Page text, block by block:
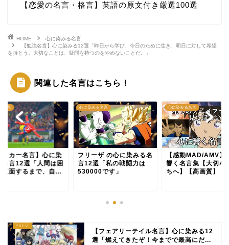
【恋愛の名言・格言】英語の原文付き厳選100選
HOME
心に染みる名言
【勉強名言】心に染みる12選「昨日から学び、今日のために生き、明日に対して希望
を持とう。大切なことは、疑問を持つのをやめないことだ。」
関連した名言はこちら！
名言
ッカー名言】心に染
名言12選「人間は困
直面するまで、自...
心に染みる名言
フリーザ の心に染みる名
言12選「私の戦闘力は
530000です」
心に染みる名言
【感動MAD/AMV】
響く名言集【大切な
ちへ】【高画質】【
【フェアリーテイル名言】心に染みる12
選「燃えてきたぞ！今までで最高にだ...